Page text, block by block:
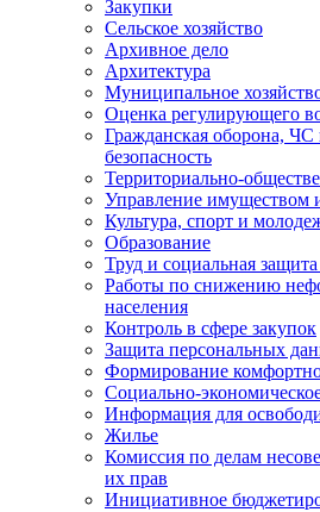
Закупки
Сельское хозяйство
Архивное дело
Архитектура
Муниципальное
Оценка регулирующего
Гражданская оборона, ЧС
безопасность
Территориально-
Управление имуществом
Культура, спорт и
Образование
Труд и социальная
Работы по снижению
населения
Контроль в сфере закупок
Защита персональных
Формирование
Социально-
Информация для
Жилье
Комиссия по делам
их прав
Инициативное